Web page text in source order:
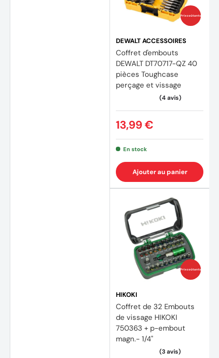
Prix coûtants
DEWALT ACCESSOIRES
Coffret d'embouts
DEWALT DT70717-QZ 40
pièces Toughcase
perçage et vissage
13,99 €
En stock
Ajouter au panier
Prix coûtants
HIKOKI
Coffret de 32 Embouts
de vissage HIKOKI
750363 + p-embout
magn.- 1/4"